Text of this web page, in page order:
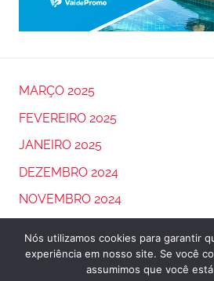
MARÇO 2025
FEVEREIRO 2025
JANEIRO 2025
DEZEMBRO 2024
NOVEMBRO 2024
Nós utilizamos cookies para garantir
experiência em nosso site. Se você
assumimos que você